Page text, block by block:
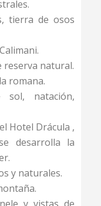
tierra de osos
reserva natural.
romana.
natación,
Hotel Drácula ,
desarrolla la
y naturales.